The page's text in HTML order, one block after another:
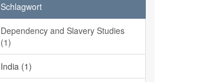
Schlagwort
Dependency and Slavery Studies
(1)
India (1)